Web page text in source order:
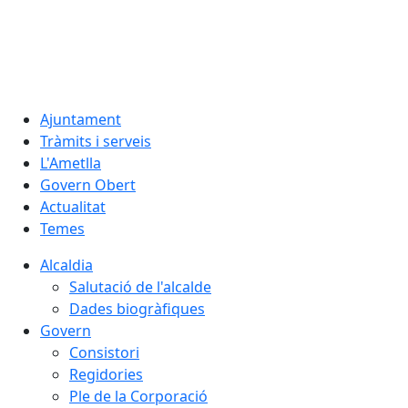
Ajuntament
Tràmits i serveis
L'Ametlla
Govern Obert
Actualitat
Temes
Alcaldia
Salutació de l'alcalde
Dades biogràfiques
Govern
Consistori
Regidories
Ple de la Corporació